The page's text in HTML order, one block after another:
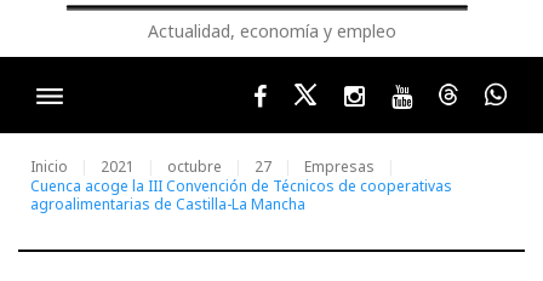
Actualidad, economía y empleo
FacebookTwitterInstagram
YoutubeThreads
Inicio 2021 octubre 27
Empresas
Cuenca acoge la III Convención de Técnicos de cooperativas
agroalimentarias de Castilla-La Mancha